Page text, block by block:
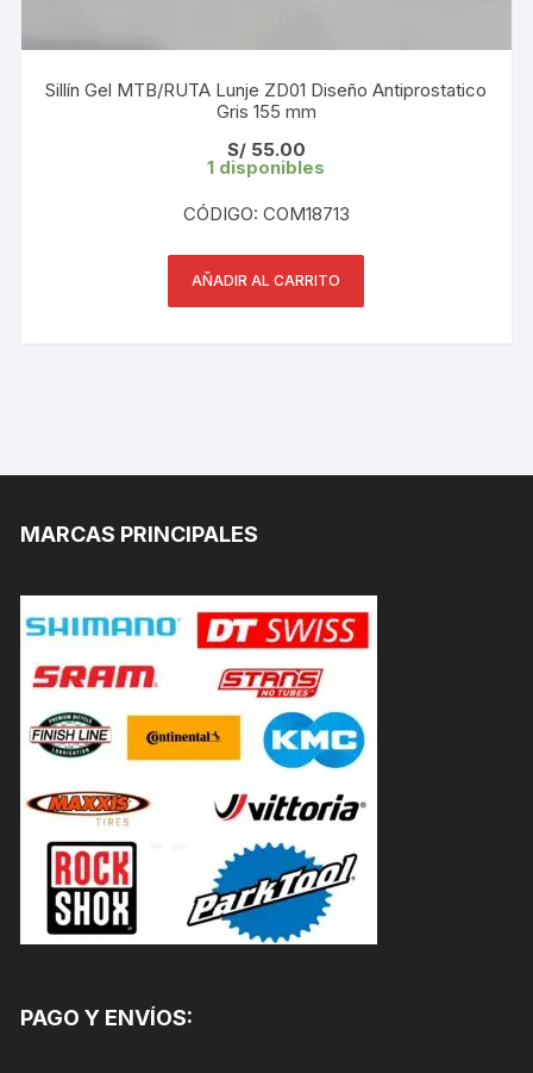
Sillín Gel MTB/RUTA Lunje ZD01 Diseño Antiprostatico
Gris 155 mm
S/55.00
1 disponibles
CÓDIGO: COM18713
AÑADIR AL CARRITO
MARCAS PRINCIPALES
PAGO Y ENVÍOS: